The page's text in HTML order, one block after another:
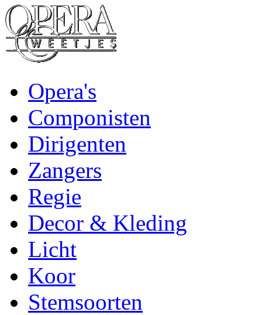
Opera's
Componisten
Dirigenten
Zangers
Regie
Decor & Kleding
Licht
Koor
Stemsoorten